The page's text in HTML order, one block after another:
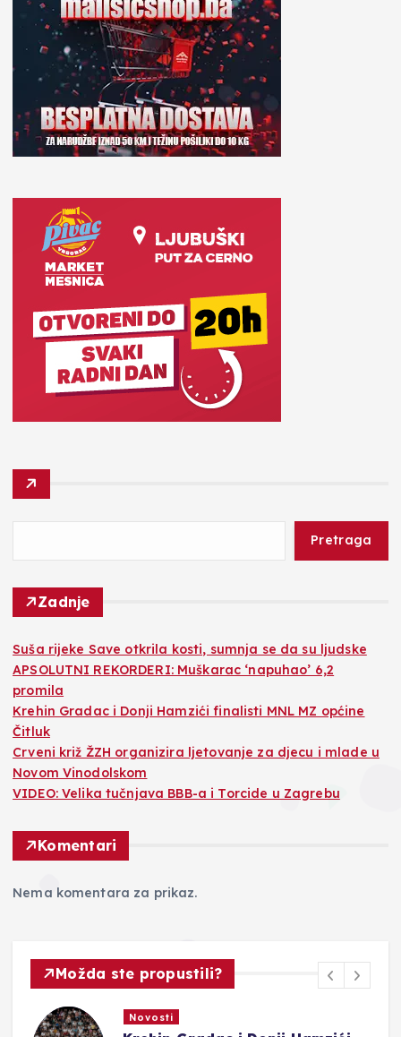
Pretraga
Zadnje
Suša rijeke Save otkrila kosti, sumnja se da su ljudske
APSOLUTNI REKORDERI: Muškarac ‘napuhao’ 6,2
promila
Krehin Gradac i Donji Hamzići finalisti MNL MZ općine
Čitluk
Crveni križ ŽZH organizira ljetovanje za djecu i mlade u
Novom Vinodolskom
VIDEO: Velika tučnjava BBB-a i Torcide u Zagrebu
Komentari
Nema komentara za prikaz.
Možda ste propustili?
Novosti